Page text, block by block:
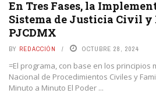
En Tres Fases, la
Sistema de Justicia Civil
PJCDMX
BY REDACCIÓN OCTUBRE 28, 2024
=El programa, con base en los principios
Nacional de Procedimientos Civiles y
Minuto a Minuto El Poder ...